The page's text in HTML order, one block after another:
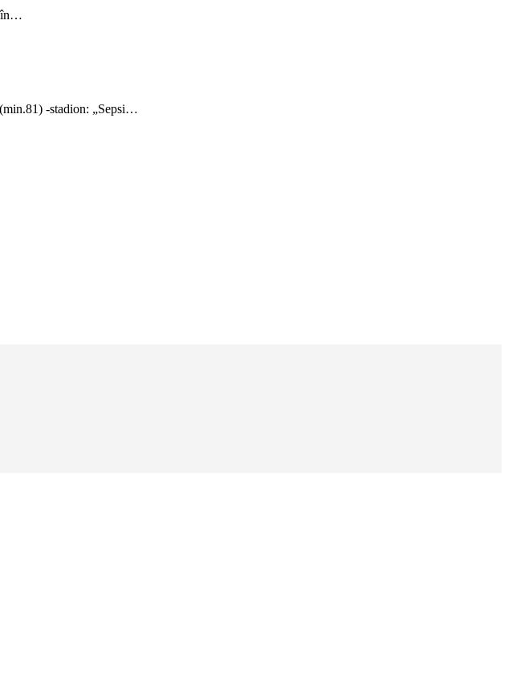
în…
-stadion: „Sepsi…